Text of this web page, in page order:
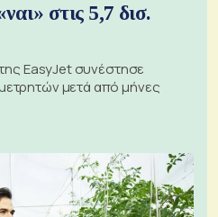
στις 5,7 δισ.
EasyJet συνέστησε
μετά από μήνες